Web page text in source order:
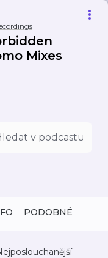
Mixes
PODOBNÉ